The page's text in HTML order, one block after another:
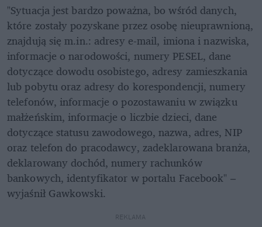
"Sytuacja jest bardzo poważna, bo wśród danych,
które zostały pozyskane przez osobę nieuprawnioną,
znajdują się m.in.: adresy e-mail, imiona i nazwiska,
informacje o narodowości, numery PESEL, dane
dotyczące dowodu osobistego, adresy zamieszkania
lub pobytu oraz adresy do korespondencji, numery
telefonów, informacje o pozostawaniu w związku
małżeńskim, informacje o liczbie dzieci, dane
dotyczące statusu zawodowego, nazwa, adres, NIP
oraz telefon do pracodawcy, zadeklarowana branża,
deklarowany dochód, numery rachunków
bankowych, identyfikator w portalu Facebook" –
wyjaśnił Gawkowski.
REKLAMA